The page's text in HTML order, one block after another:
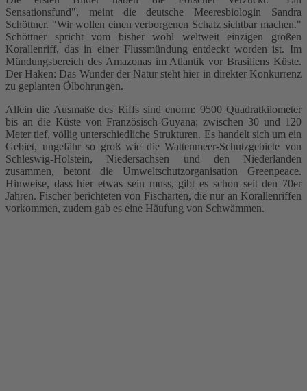
Sensationsfund", meint die deutsche Meeresbiologin Sandra
Schöttner. "Wir wollen einen verborgenen Schatz sichtbar machen."
Schöttner spricht vom bisher wohl weltweit einzigen großen
Korallenriff, das in einer Flussmündung entdeckt worden ist. Im
Mündungsbereich des Amazonas im Atlantik vor Brasiliens Küste.
Der Haken: Das Wunder der Natur steht hier in direkter Konkurrenz
zu geplanten Ölbohrungen.
Allein die Ausmaße des Riffs sind enorm: 9500 Quadratkilometer
bis an die Küste von Französisch-Guyana; zwischen 30 und 120
Meter tief, völlig unterschiedliche Strukturen. Es handelt sich um ein
Gebiet, ungefähr so groß wie die Wattenmeer-Schutzgebiete von
Schleswig-Holstein, Niedersachsen und den Niederlanden
zusammen, betont die Umweltschutzorganisation Greenpeace.
Hinweise, dass hier etwas sein muss, gibt es schon seit den 70er
Jahren. Fischer berichteten von Fischarten, die nur an Korallenriffen
vorkommen, zudem gab es eine Häufung von Schwämmen.